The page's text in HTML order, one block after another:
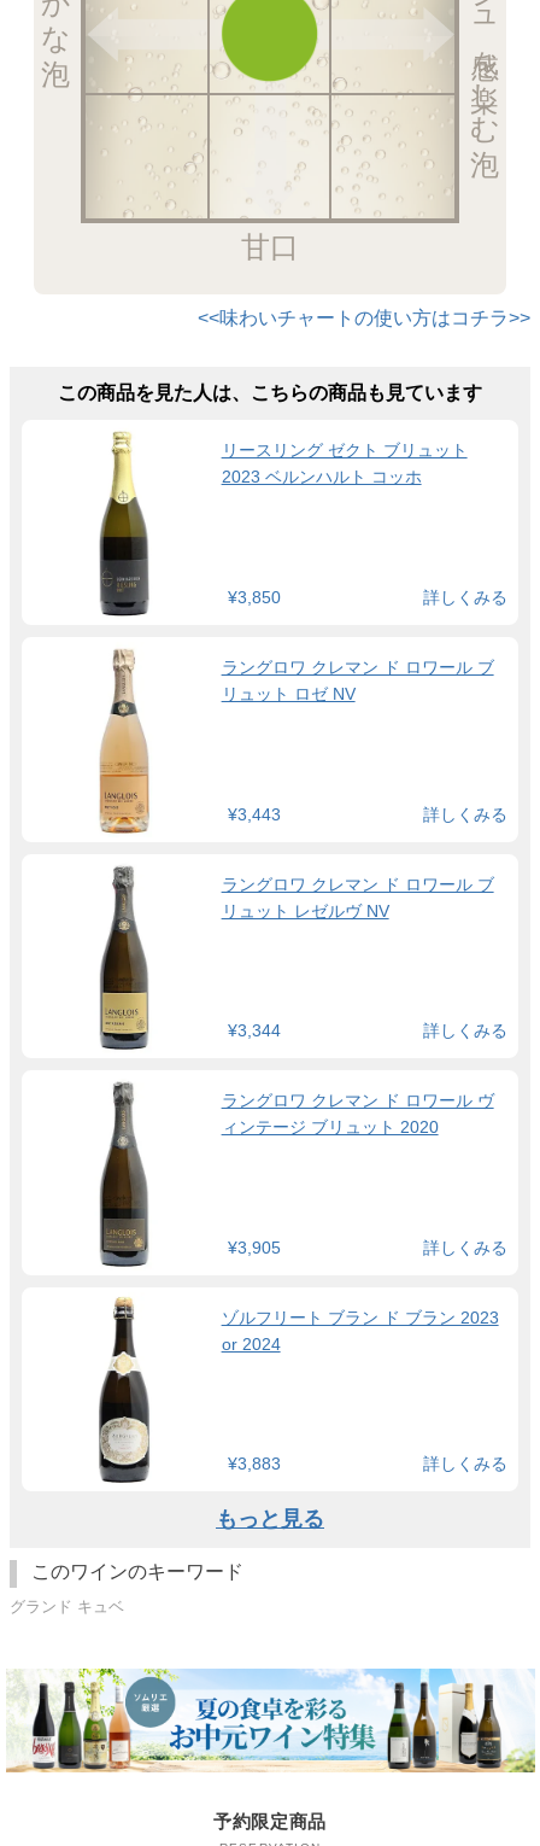
甘口
<<味わいチャートの使い方はコチラ>>
この商品を見た人は、こちらの商品も見ています
リースリング ゼクト ブリュット
2023 ベルンハルト コッホ
¥3,850 詳しくみる
ラングロワ クレマン ド ロワール ブ
リュット ロゼ NV
¥3,443 詳しくみる
ラングロワ クレマン ド ロワール ブ
リュット レゼルヴ NV
¥3,344 詳しくみる
ラングロワ クレマン ド ロワール ヴ
ィンテージ ブリュット 2020
¥3,905 詳しくみる
ゾルフリート ブラン ド ブラン 2023
or 2024
¥3,883 詳しくみる
もっと見る
このワインのキーワード
グランド キュベ
予約限定商品